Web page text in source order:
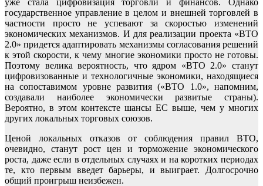
уже стала цифровизация торговли и финансов. Однако
государственное управление в целом и внешней торговлей в
частности просто не успевают за скоростью изменений
экономических механизмов. И для реализации проекта «ВТО
2.0» придется адаптировать механизмы согласования решений
к этой скорости, к чему многие экономики просто не готовы.
Поэтому велика вероятность, что ядром «ВТО 2.0» станут
цифровизованные и технологичные экономики, находящиеся
на сопоставимом уровне развития («ВТО 1.0», напомним,
создавали наиболее экономически развитые страны).
Вероятно, в этом контексте шансы ЕС выше, чем у многих
других локальных торговых союзов.
Ценой локальных отказов от соблюдения правил ВТО,
очевидно, станут рост цен и торможение экономического
роста, даже если в отдельных случаях и на коротких периодах
те, кто первым введет барьеры, и выиграет. Долгосрочно
общий проигрыш неизбежен.